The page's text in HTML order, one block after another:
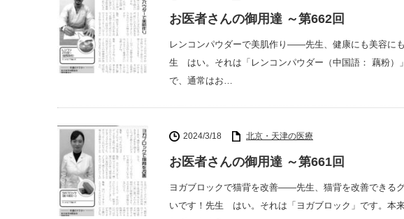
お医者さんの御用達 ～第662回
レンコンパウダーで美肌作り――先生、健康にも美容に
生 はい。それは「レンコンパウダー（中国語： 藕粉）
で、通常はお…
2024/3/18 北京・天津の医療
お医者さんの御用達 ～第661回
ヨガブロックで猫背を改善――先生、猫背を改善できる
いです！先生 はい。それは「ヨガブロック」です。本